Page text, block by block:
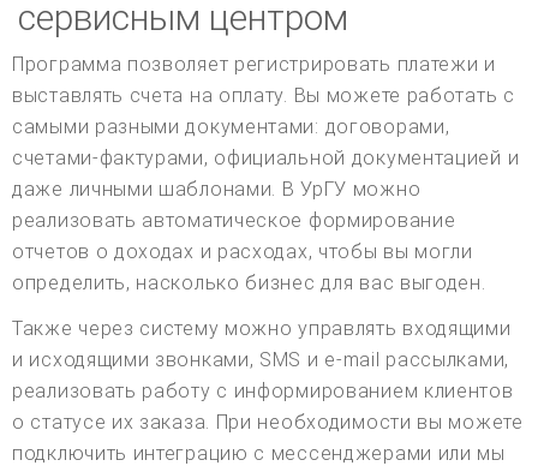
сервисным центром
Программа позволяет регистрировать платежи и
выставлять счета на оплату. Вы можете работать с
самыми разными документами: договорами,
счетами-фактурами, официальной документацией и
даже личными шаблонами. В УрГУ можно
реализовать автоматическое формирование
отчетов о доходах и расходах, чтобы вы могли
определить, насколько бизнес для вас выгоден.
Также через систему можно управлять входящими
и исходящими звонками, SMS и e-mail рассылками,
реализовать работу с информированием клиентов
о статусе их заказа. При необходимости вы можете
подключить интеграцию с мессенджерами или мы